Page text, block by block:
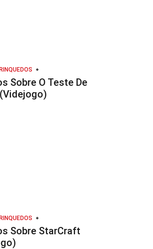
Sobre O Teste De
Sobre StarCraft